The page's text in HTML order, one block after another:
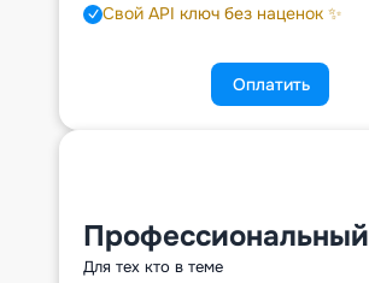
Свой API ключ без наценок ✨
Оплатить
Профессиональный
Для тех кто в теме